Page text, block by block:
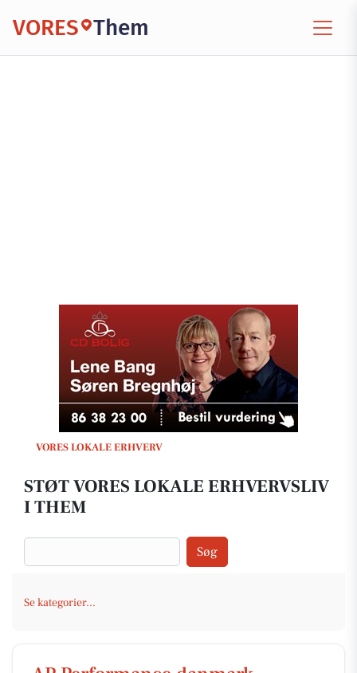
VORES Them
VORES LOKALE ERHVERV
STØT VORES LOKALE ERHVERVSLIV
I THEM
Søg
Se kategorier...